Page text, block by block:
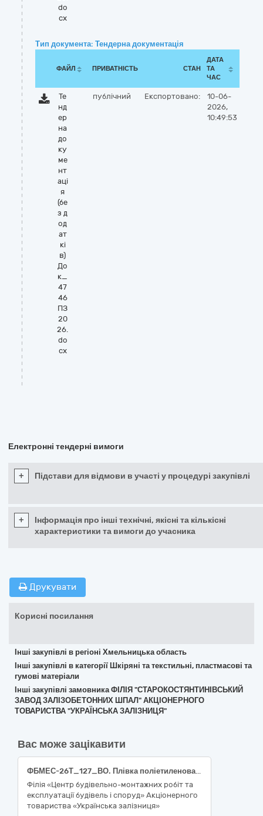
do
cx
Тип документа: Тендерна документація
ФАЙЛ ПРИВАТНІСТЬ СТАН
ДАТА
ТА
ЧАС
Те
нд
ер
на
до
ку
ме
нт
аці
я
(бе
з д
од
ат
кі
в)
До
к_
47
46
ПЗ
20
26.
do
cx
публічний Експортовано:
10-06-
2026,
10:49:53
Електронні тендерні вимоги
+ Підстави для відмови в участі у процедурі закупівлі
+
Інформація про інші технічні, якісні та кількісні
характеристики та вимоги до учасника
Друкувати
Корисні посилання
Інші закупівлі в регіоні Хмельницька область
Інші закупівлі в категорії Шкіряні та текстильні, пластмасові та
гумові матеріали
Інші закупівлі замовника ФІЛІЯ "СТАРОКОСТЯНТИНІВСЬКИЙ
ЗАВОД ЗАЛІЗОБЕТОННИХ ШПАЛ" АКЦІОНЕРНОГО
ТОВАРИСТВА "УКРАЇНСЬКА ЗАЛІЗНИЦЯ"
Вас може зацікавити
ФБМЕС-26Т_127_ВО. Плівка поліетиленова термозбіжна
Філія «Центр будівельно-монтажних робіт та
експлуатації будівель і споруд» Акціонерного
товариства «Українська залізниця»